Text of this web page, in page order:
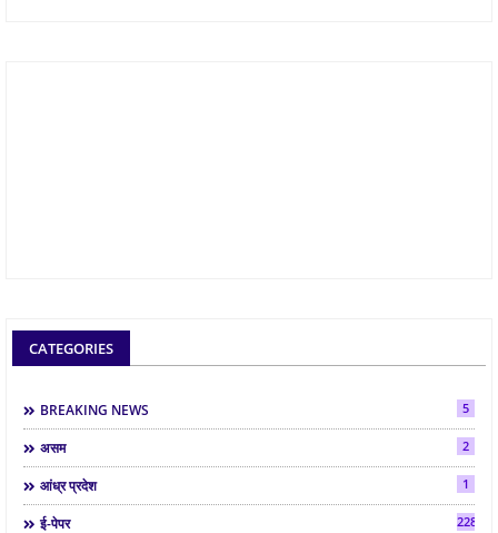
CATEGORIES
BREAKING NEWS 5
असम 2
आंध्र प्रदेश 1
ई-पेपर 2286